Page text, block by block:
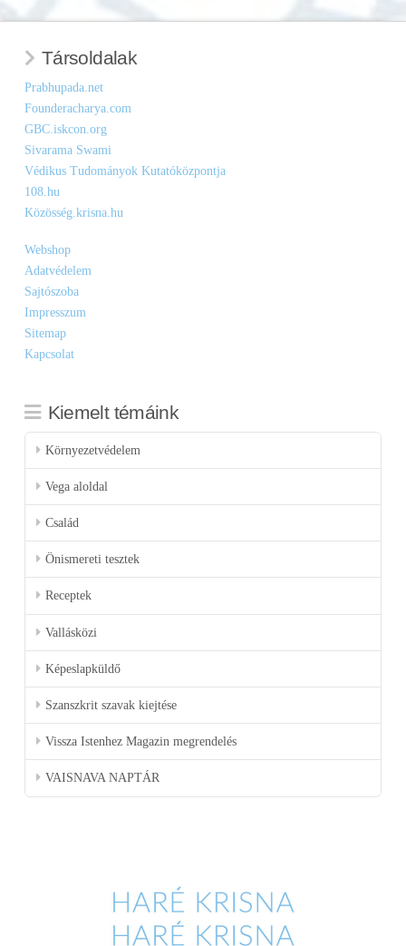
Társoldalak
Prabhupada.net
Founderacharya.com
GBC.iskcon.org
Sivarama Swami
Védikus Tudományok Kutatóközpontja
108.hu
Közösség.krisna.hu
Webshop
Adatvédelem
Sajtószoba
Impresszum
Sitemap
Kapcsolat
Kiemelt témáink
Környezetvédelem
Vega aloldal
Család
Önismereti tesztek
Receptek
Vallásközi
Képeslapküldő
Szanszkrit szavak kiejtése
Vissza Istenhez Magazin megrendelés
VAISNAVA NAPTÁR